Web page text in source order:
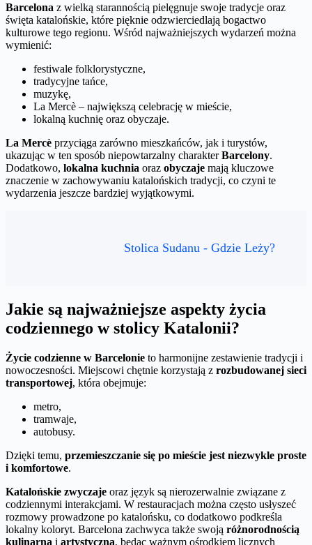
Barcelona z wielką starannością pielęgnuje swoje tradycje oraz
święta katalońskie, które pięknie odzwierciedlają bogactwo
kulturowe tego regionu. Wśród najważniejszych wydarzeń można
wymienić:
festiwale folklorystyczne,
tradycyjne tańce,
muzykę,
La Mercè – największą celebrację w mieście,
lokalną kuchnię oraz obyczaje.
La Mercè przyciąga zarówno mieszkańców, jak i turystów,
ukazując w ten sposób niepowtarzalny charakterBarcelony.
Dodatkowo, lokalna kuchnia oraz obyczaje mają kluczowe
znaczenie w zachowywaniu katalońskich tradycji, co czyni te
wydarzenia jeszcze bardziej wyjątkowymi.
Stolica Sudanu - Gdzie Leży?
Jakie są najważniejsze aspekty życia
codziennego w stolicy Katalonii?
Życie codzienne w Barcelonie to harmonijne zestawienie tradycji i
nowoczesności. Miejscowi chętnie korzystają z rozbudowanej sieci
transportowej, która obejmuje:
metro,
tramwaje,
autobusy.
Dzięki temu, przemieszczanie się po mieście jest niezwykle proste
i komfortowe.
Katalońskie zwyczaje oraz język są nierozerwalnie związane z
codziennymi interakcjami. W restauracjach można często usłyszeć
rozmowy prowadzone po katalońsku, co dodatkowo podkreśla
lokalny koloryt. Barcelona zachwyca także swoją różnorodnością
kulinarną i artystyczną, będąc ważnym ośrodkiem licznych